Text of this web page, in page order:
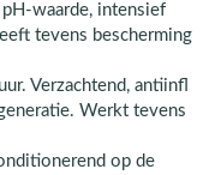
waarde, intensief
tevens bescherming
Verzachtend, antiinfl
Werkt tevens
op de